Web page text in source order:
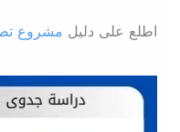
اطلع على دليل مشروع